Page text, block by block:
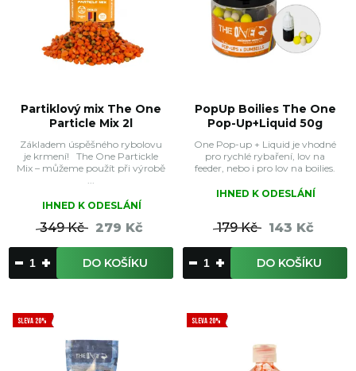
Partiklový mix The One
Particle Mix 2l
Základem úspěšného rybolovu
je krmení! The One Partickle
Mix – můžeme použít při výrobě
...
IHNED K ODESLÁNÍ
349 Kč 279 Kč
DO KOŠÍKU
PopUp Boilies The One
Pop-Up+Liquid 50g
One Pop-up + Liquid je vhodné
pro rychlé rybaření, lov na
feeder, nebo i pro lov na boilies.
IHNED K ODESLÁNÍ
179 Kč 143 Kč
DO KOŠÍKU
SLEVA 20% SLEVA 20%